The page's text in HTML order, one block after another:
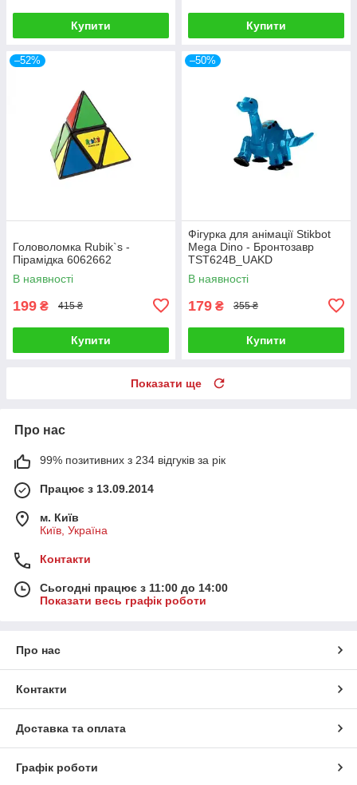
Купити Купити
–52%
Головоломка Rubik`s -
Пірамідка 6062662
В наявності
199 ₴ 415 ₴
Купити
–50%
Фігурка для анімації Stikbot
Mega Dino - Бронтозавр
TST624B_UAKD
В наявності
179 ₴ 355 ₴
Купити
Показати ще
Про нас
99% позитивних з 234 відгуків за рік
Працює з 13.09.2014
м. Київ
Київ, Україна
Контакти
Сьогодні працює з 11:00 до 14:00
Показати весь графік роботи
Про нас
Контакти
Доставка та оплата
Графік роботи